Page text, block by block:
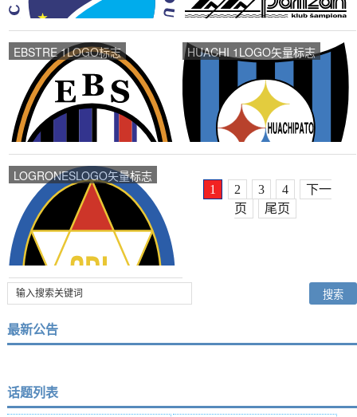
EBSTRE 1LOGO标志 HUACHI 1LOGO矢量标志
LOGRONESLOGO矢量标志
1 2 3 4
下一
页
尾页
最新公告
话题列表